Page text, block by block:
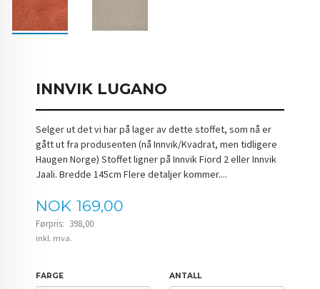
INNVIK LUGANO
Selger ut det vi har på lager av dette stoffet, som nå er
gått ut fra produsenten (nå Innvik/Kvadrat, men tidligere
Haugen Norge) Stoffet ligner på Innvik Fiord 2 eller Innvik
Jaali. Bredde 145cm Flere detaljer kommer....
Tilbud
NOK 169,00
Førpris: 398,00
Rabatt
inkl. mva.
FARGE ANTALL